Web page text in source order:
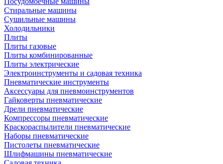
Стиральные машины
Сушильные машины
Холодильники
Плиты
Плиты газовые
Плиты комбинированные
Плиты электрические
Электроинструменты и садовая техника
Пневматические инструменты
Аксессуары для пневмоинструментов
Гайковерты пневматические
Дрели пневматические
Компрессоры пневматические
Краскораспылители пневматические
Наборы пневматические
Пистолеты пневматические
Шлифмашины пневматические